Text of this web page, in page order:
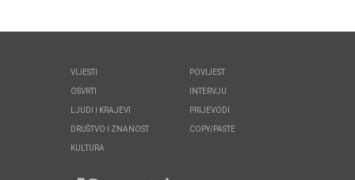
VIJESTI
OSVRTI
LJUDI I KRAJEVI
DRUŠTVO I ZNANOST
KULTURA
POVIJEST
INTERVJU
PRIJEVODI
COPY/PASTE